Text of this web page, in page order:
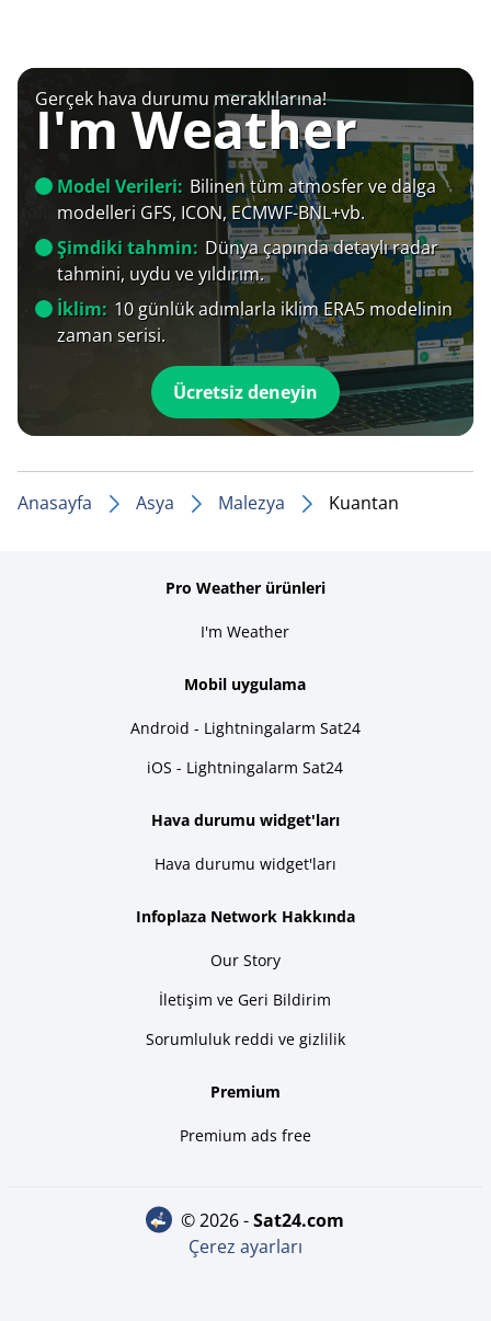
Gerçek hava durumu meraklılarına!
I'm Weather
Model Verileri: Bilinen tüm atmosfer ve dalga
modelleri GFS, ICON, ECMWF-BNL+vb.
Şimdiki tahmin: Dünya çapında detaylı radar
tahmini, uydu ve yıldırım.
İklim: 10 günlük adımlarla iklim ERA5 modelinin
zaman serisi.
Ücretsiz deneyin
Anasayfa Asya Malezya Kuantan
Pro Weather ürünleri
I'm Weather
Mobil uygulama
Android - Lightningalarm Sat24
iOS - Lightningalarm Sat24
Hava durumu widget'ları
Hava durumu widget'ları
Infoplaza Network Hakkında
Our Story
İletişim ve Geri Bildirim
Sorumluluk reddi ve gizlilik
Premium
Premium ads free
© 2026 - sat24.com
Çerez ayarları